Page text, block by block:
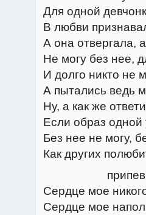
Для одной
В любви
А она отвергала,
Не могу без нее,
И долго никто не
А пытались ведь
Ну, а как же
Если образ одной
Без нее не могу,
Как других
припев
Сердце мое
Сердце мое